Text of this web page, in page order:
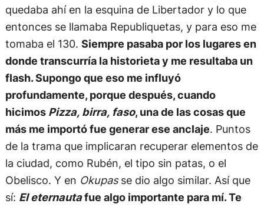
quedaba ahí en la esquina de Libertador y lo que
entonces se llamaba Republiquetas, y para eso me
tomaba el 130. Siempre pasaba por los lugares en
donde transcurría la historieta y me resultaba un
flash. Supongo que eso me influyó
profundamente, porque después, cuando
hicimos Pizza, birra, faso, una de las cosas que
más me importó fue generar ese anclaje. Puntos
de la trama que implicaran recuperar elementos de
la ciudad, como Rubén, el tipo sin patas, o el
Obelisco. Y en Okupasse dio algo similar. Así que
sí: El eternautafue algo importante para mí. Te